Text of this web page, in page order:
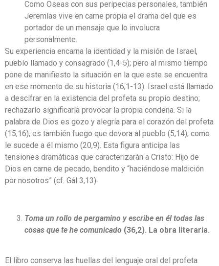
Como Oseas con sus peripecias personales, también
Jeremías vive en carne propia el drama del que es
portador de un mensaje que lo involucra
personalmente.
Su experiencia encarna la identidad y la misión de Israel,
pueblo llamado y consagrado (1,4-5); pero al mismo tiempo
pone de manifiesto la situación en la que este se encuentra
en ese momento de su historia (16,1-13). Israel está llamado
a descifrar en la existencia del profeta su propio destino;
rechazarlo significaría provocar la propia condena. Si la
palabra de Dios es gozo y alegría para el corazón del profeta
(15,16), es también fuego que devora al pueblo (5,14), como
le sucede a él mismo (20,9). Esta figura anticipa las
tensiones dramáticas que caracterizarán a Cristo: Hijo de
Dios en carne de pecado, bendito y “haciéndose maldición
por nosotros” (cf. Gál 3,13).
Toma un rollo de pergamino y escribe en él todas las
cosas que te he comunicado (36,2). La obra literaria.
El libro conserva las huellas del lenguaje oral del profeta